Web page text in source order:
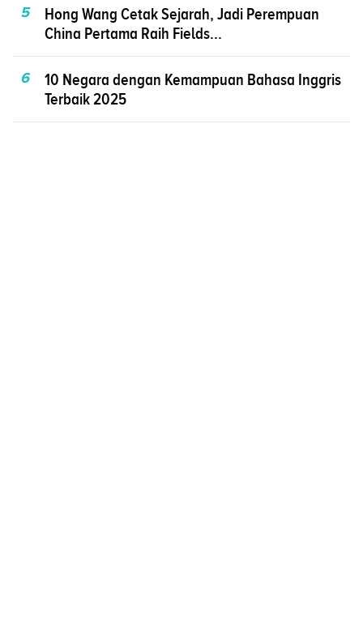
5
Hong Wang Cetak Sejarah, Jadi Perempuan
China Pertama Raih Fields...
6
10 Negara dengan Kemampuan Bahasa Inggris
Terbaik 2025